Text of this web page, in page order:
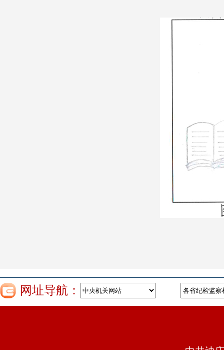
网址导航：